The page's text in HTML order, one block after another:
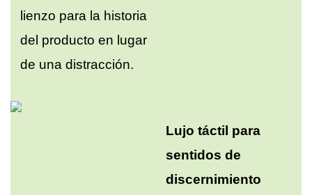
lienzo para la historia
del producto en lugar
de una distracción.
Lujo táctil para
sentidos de
discernimiento